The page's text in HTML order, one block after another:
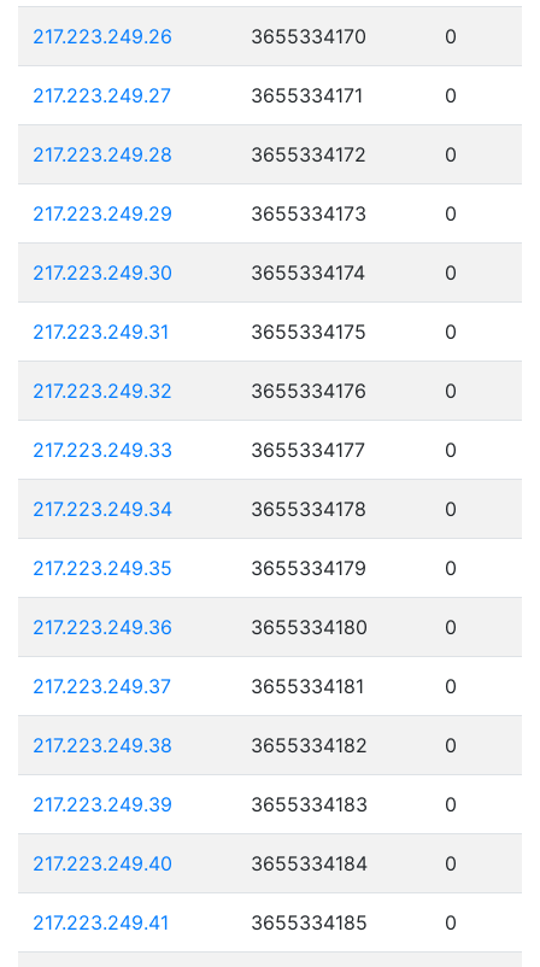
217.223.249.26 3655334170 0
217.223.249.27 3655334171 0
217.223.249.28 3655334172 0
217.223.249.29 3655334173 0
217.223.249.30 3655334174 0
217.223.249.31 3655334175 0
217.223.249.32 3655334176 0
217.223.249.33 3655334177 0
217.223.249.34 3655334178 0
217.223.249.35 3655334179 0
217.223.249.36 3655334180 0
217.223.249.37 3655334181 0
217.223.249.38 3655334182 0
217.223.249.39 3655334183 0
217.223.249.40 3655334184 0
217.223.249.41 3655334185 0